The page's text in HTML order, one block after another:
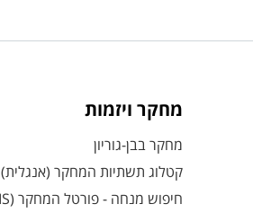
מחקר ויזמות
מחקר בבן-גוריון
קטלוג תשתיות המחקר (אנגלית)
חיפוש מנחה - פורטל המחקר (CRIS)